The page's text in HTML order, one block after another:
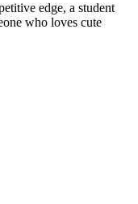
edge, a student
who loves cute